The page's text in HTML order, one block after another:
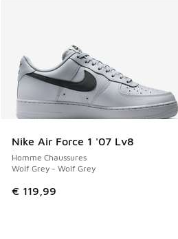
Nike Air Force 1 '07 Lv8
Homme Chaussures
Wolf Grey - Wolf Grey
€ 119,99